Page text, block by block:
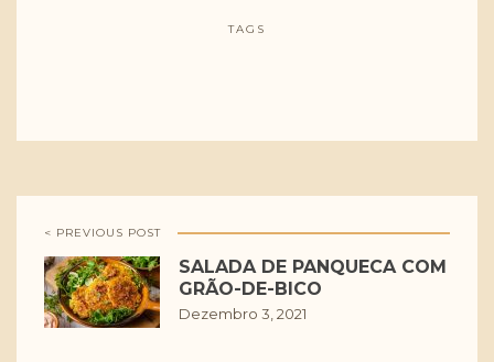
TAGS
< PREVIOUS POST
SALADA DE PANQUECA COM
GRÃO-DE-BICO
Dezembro 3, 2021